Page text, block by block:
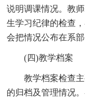
说明调课情况。教
生学习纪律的检查
会把情况公布在系部
(四)教学档案
教学档案检查主
的归档及管理情况